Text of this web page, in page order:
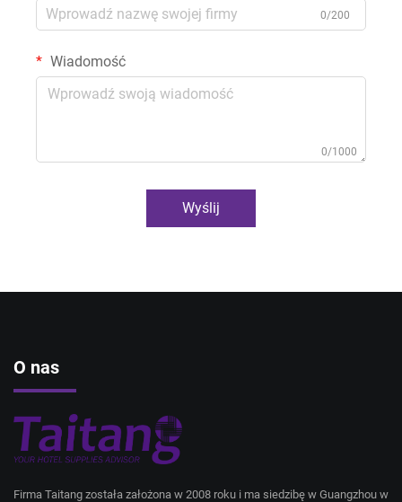
0/200
Wiadomość
0/1000
Wyślij
O nas
Firma Taitang została założona w 2008 roku i ma siedzibę w Guangzhou w